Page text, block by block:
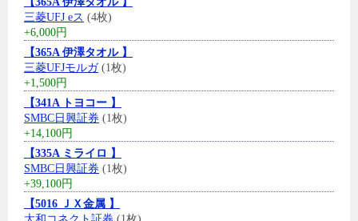
三菱UFJ eス (4枚)
+6,000円
【365A 伊澤タオル 】
三菱UFJモルガ(1枚)
+1,500円
【341A トヨコー 】
SMBC日興証券 (1枚)
+14,100円
【335A ミライロ 】
SMBC日興証券 (1枚)
+39,100円
【5016 ＪＸ金属 】